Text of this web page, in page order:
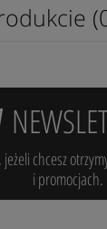
chcesz
i promocjach.